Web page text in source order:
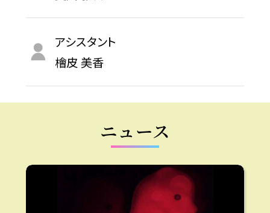
檜皮 美香
アシスタント
ニュース